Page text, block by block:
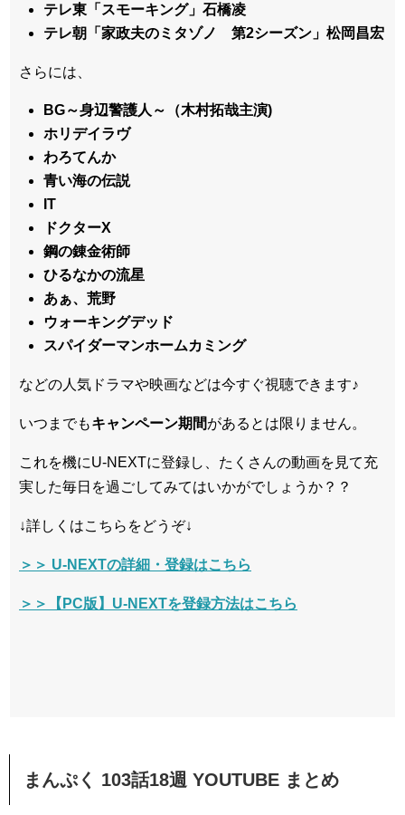
テレ東「スモーキング」石橋凌
テレ朝「家政夫のミタゾノ 第2シーズン」松岡昌宏
さらには、
BG～身辺警護人～（木村拓哉主演)
ホリデイラヴ
わろてんか
青い海の伝説
IT
ドクターX
鋼の錬金術師
ひるなかの流星
あぁ、荒野
ウォーキングデッド
スパイダーマンホームカミング
などの人気ドラマや映画などは今すぐ視聴できます♪
いつまでもキャンペーン期間があるとは限りません。
これを機にU-NEXTに登録し、たくさんの動画を見て充
実した毎日を過ごしてみてはいかがでしょうか？？
↓詳しくはこちらをどうぞ↓
＞＞ U-NEXTの詳細・登録はこちら
＞＞【PC版】U-NEXTを登録方法はこちら
まんぷく 103話18週 YOUTUBE まとめ